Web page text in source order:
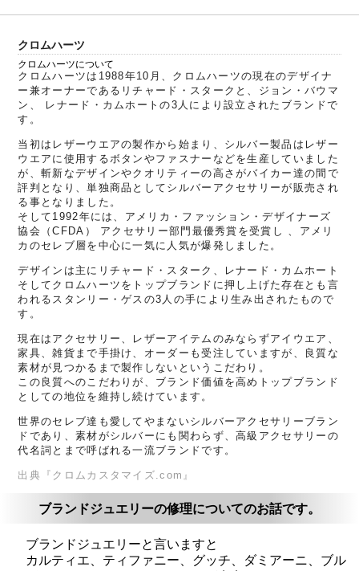
クロムハーツ
クロムハーツについて
クロムハーツは1988年10月、クロムハーツの現在のデザイナ
ー兼オーナーであるリチャード・スタークと、ジョン・バウマ
ン、 レナード・カムホートの3人により設立されたブランドで
す。
当初はレザーウエアの製作から始まり、シルバー製品はレザー
ウエアに使用するボタンやファスナーなどを生産していました
が、斬新なデザインやクオリティーの高さがバイカー達の間で
評判となり、単独商品としてシルバーアクセサリーが販売され
る事となりました。
そして1992年には、アメリカ・ファッション・デザイナーズ
協会（CFDA） アクセサリー部門最優秀賞を受賞し 、アメリ
カのセレブ層を中心に一気に人気が爆発しました。
デザインは主にリチャード・スターク、レナード・カムホート
そしてクロムハーツをトップブランドに押し上げた存在とも言
われるスタンリー・ゲスの3人の手により生み出されたもので
す。
現在はアクセサリー、レザーアイテムのみならずアイウエア、
家具、雑貨まで手掛け、オーダーも受注していますが、良質な
素材が見つかるまで製作しないというこだわり。
この良質へのこだわりが、ブランド価値を高めトップブランド
としての地位を維持し続けています。
世界のセレブ達も愛してやまないシルバーアクセサリーブラン
ドであり、素材がシルバーにも関わらず、高級アクセサリーの
代名詞とまで呼ばれる一流ブランドです。
出典『クロムカスタマイズ.com』
ブランドジュエリーの修理についてのお話です。
ブランドジュエリーと言いますと
カルティエ、ティファニー、グッチ、ダミアーニ、ブル